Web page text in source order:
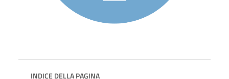
INDICE DELLA PAGINA